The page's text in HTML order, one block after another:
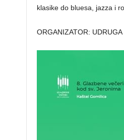
klasike do bluesa, jazza i
ORGANIZATOR: UDRUGA